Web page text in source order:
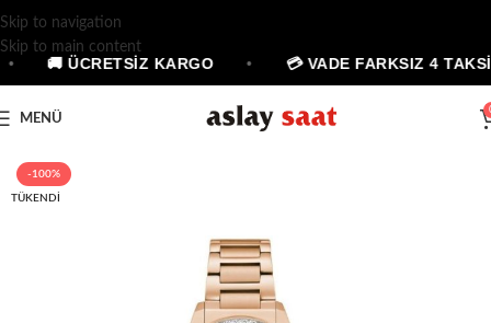
Skip to navigation
Skip to main content
🚚 ÜCRETSİZ KARGO 💳 VADE FARKSIZ 4
MENÜ
-100%
TÜKENDI